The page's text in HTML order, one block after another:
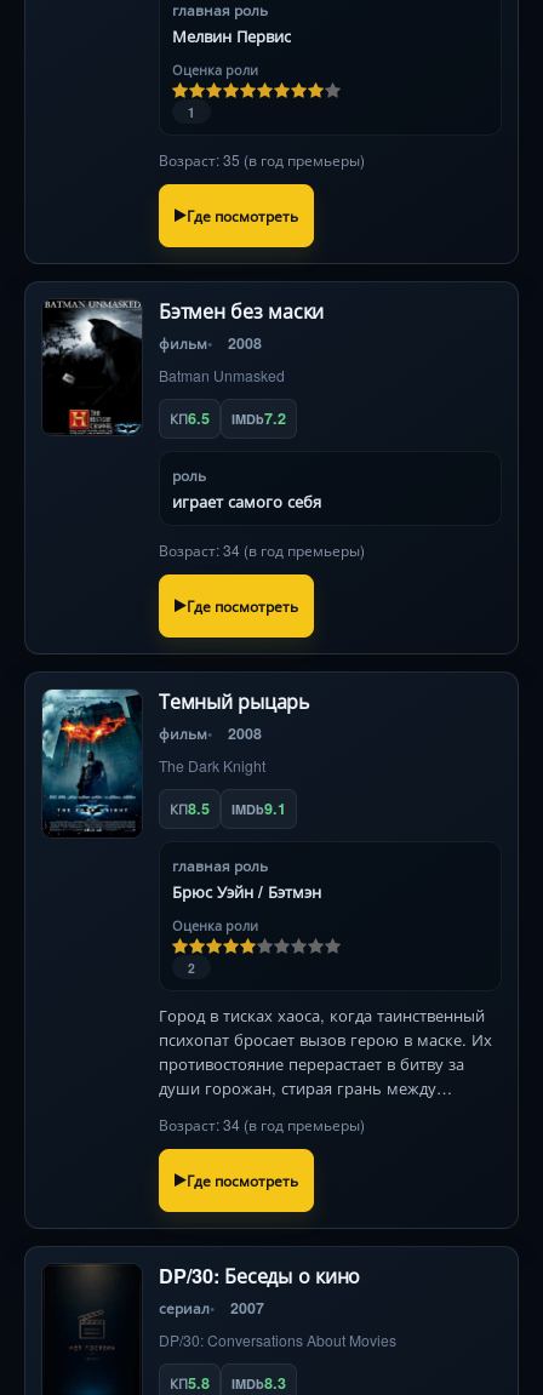
главная роль
Мелвин Первис
Оценка роли
1
Возраст: 35 (в год премьеры)
Где посмотреть
Бэтмен без маски
фильм 2008
Batman Unmasked
КП6.5 IMDb7.2
роль
играет самого себя
Возраст: 34 (в год премьеры)
Где посмотреть
Темный рыцарь
фильм 2008
The Dark Knight
КП8.5 IMDb9.1
главная роль
Брюс Уэйн / Бэтмэн
Оценка роли
2
Город в тисках хаоса, когда таинственный
психопат бросает вызов герою в маске. Их
противостояние перерастает в битву за
души горожан, стирая грань между
триллер с легендарным злодеем .
Возраст: 34 (в год премьеры)
Где посмотреть
DP/30: Беседы о кино
сериал 2007
DP/30: Conversations About Movies
КП5.8 IMDb8.3